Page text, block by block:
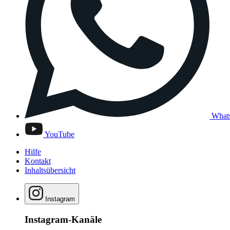
YouTube
Hilfe
Kontakt
Inhaltsübersicht
Instagram
Instagram-Kanäle